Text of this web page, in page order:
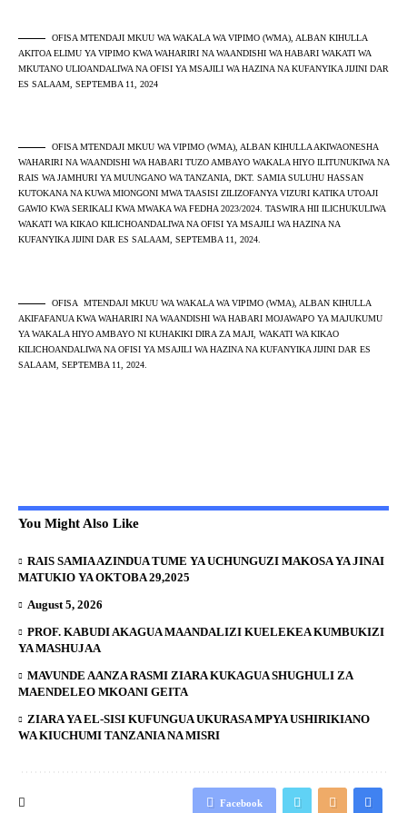
OFISA MTENDAJI MKUU WA WAKALA WA VIPIMO (WMA), ALBAN KIHULLA
AKITOA ELIMU YA VIPIMO KWA WAHARIRI NA WAANDISHI WA HABARI WAKATI WA
MKUTANO ULIOANDALIWA NA OFISI YA MSAJILI WA HAZINA NA KUFANYIKA JIJINI DAR
ES SALAAM, SEPTEMBA 11, 2024
OFISA MTENDAJI MKUU WA VIPIMO (WMA), ALBAN KIHULLA AKIWAONESHA
WAHARIRI NA WAANDISHI WA HABARI TUZO AMBAYO WAKALA HIYO ILITUNUKIWA NA
RAIS WA JAMHURI YA MUUNGANO WA TANZANIA, DKT. SAMIA SULUHU HASSAN
KUTOKANA NA KUWA MIONGONI MWA TAASISI ZILIZOFANYA VIZURI KATIKA UTOAJI
GAWIO KWA SERIKALI KWA MWAKA WA FEDHA 2023/2024. TASWIRA HII ILICHUKULIWA
WAKATI WA KIKAO KILICHOANDALIWA NA OFISI YA MSAJILI WA HAZINA NA
KUFANYIKA JIJINI DAR ES SALAAM, SEPTEMBA 11, 2024.
OFISA MTENDAJI MKUU WA WAKALA WA VIPIMO (WMA), ALBAN KIHULLA
AKIFAFANUA KWA WAHARIRI NA WAANDISHI WA HABARI MOJAWAPO YA MAJUKUMU
YA WAKALA HIYO AMBAYO NI KUHAKIKI DIRA ZA MAJI, WAKATI WA KIKAO
KILICHOANDALIWA NA OFISI YA MSAJILI WA HAZINA NA KUFANYIKA JIJINI DAR ES
SALAAM, SEPTEMBA 11, 2024.
You Might Also Like
RAIS SAMIA AZINDUA TUME YA UCHUNGUZI MAKOSA YA JINAI
MATUKIO YA OKTOBA 29,2025
August 5, 2026
PROF. KABUDI AKAGUA MAANDALIZI KUELEKEA KUMBUKIZI
YA MASHUJAA
MAVUNDE AANZA RASMI ZIARA KUKAGUA SHUGHULI ZA
MAENDELEO MKOANI GEITA
ZIARA YA EL-SISI KUFUNGUA UKURASA MPYA USHIRIKIANO
WA KIUCHUMI TANZANIA NA MISRI
Facebook